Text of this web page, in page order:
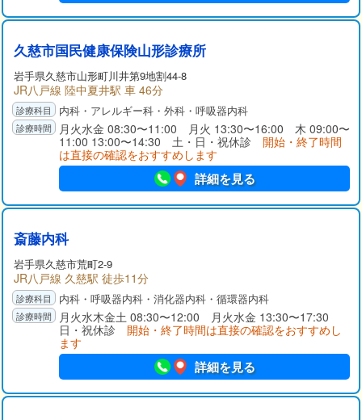
久慈市国民健康保険山形診療所
岩手県久慈市山形町川井第9地割44-8
JR八戸線 陸中夏井駅 車 46分
内科・アレルギー科・外科・呼吸器内科
月火水金 08:30〜11:00 月火 13:30〜16:00 木 09:00〜
11:00 13:00〜14:30 土・日・祝休診 開始・終了時間
は直接の確認をおすすめします
詳細を見る
斎藤内科
岩手県久慈市荒町2-9
JR八戸線 久慈駅 徒歩11分
内科・呼吸器内科・消化器内科・循環器内科
月火水木金土 08:30〜12:00 月火水金 13:30〜17:30
日・祝休診 開始・終了時間は直接の確認をおすすめし
ます
詳細を見る